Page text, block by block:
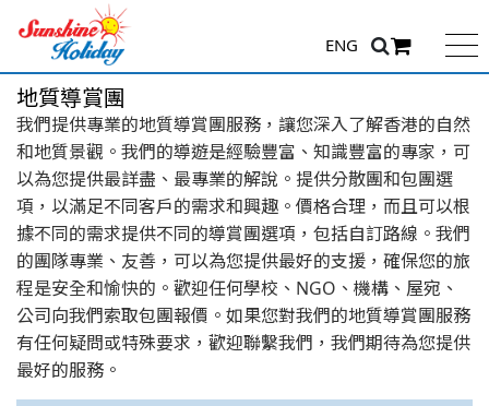
ENG
地質導賞團
我們提供專業的地質導賞團服務，讓您深入了解香港的自然
和地質景觀。我們的導遊是經驗豐富、知識豐富的專家，可
以為您提供最詳盡、最專業的解說。提供分散團和包團選
項，以滿足不同客戶的需求和興趣。價格合理，而且可以根
據不同的需求提供不同的導賞團選項，包括自訂路線。我們
的團隊專業、友善，可以為您提供最好的支援，確保您的旅
程是安全和愉快的。歡迎任何學校、NGO、機構、屋宛、
公司向我們索取包團報價。如果您對我們的地質導賞團服務
有任何疑問或特殊要求，歡迎聯繫我們，我們期待為您提供
最好的服務。